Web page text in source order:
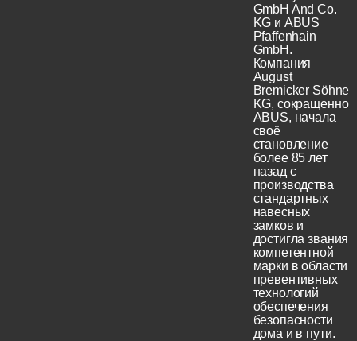
GmbH And Co.
KG и ABUS
Pfaffenhain
GmbH.
Компания
August
Bremicker Söhne
KG, сокращенно
ABUS, начала
своё
становление
более 85 лет
назад с
производства
стандартных
навесных
замков и
достигла звания
компетентной
марки в области
превентивных
технологий
обеспечения
безопасности
дома и в пути.